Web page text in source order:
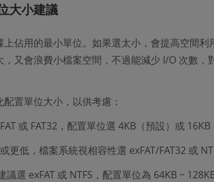
大小建議
佔用的最小單位。如果選太小，會提高空間利
又會浪費小檔案空間，不過能減少 I/O 次數，
置單位大小，以供考慮：
或 FAT32，配置單位選 4KB（預設）或 16KB
更低，檔案系統視相容性選 exFAT/FAT32 或
議選 exFAT 或 NTFS，配置單位為 64KB ~